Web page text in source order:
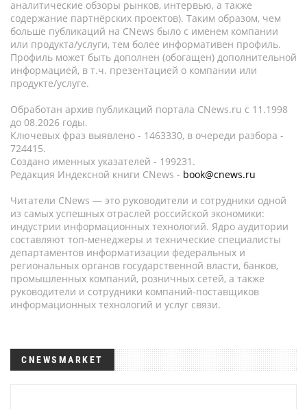
аналитические обзоры рынков, интервью, а также
содержание партнёрских проектов). Таким образом, чем
больше публикаций на CNews было с именем компании
или продукта/услуги, тем более информативен профиль.
Профиль может быть дополнен (обогащен) дополнительной
информацией, в т.ч. презентацией о компании или
продукте/услуге.
Обработан архив публикаций портала CNews.ru c 11.1998
до 08.2026 годы.
Ключевых фраз выявлено - 1463330, в очереди разбора -
724415.
Создано именных указателей - 199231.
Редакция Индексной книги CNews - book@cnews.ru
Читатели CNews — это руководители и сотрудники одной
из самых успешных отраслей российской экономики:
индустрии информационных технологий. Ядро аудитории
составляют топ-менеджеры и технические специалисты
департаментов информатизации федеральных и
региональных органов государственной власти, банков,
промышленных компаний, розничных сетей, а также
руководители и сотрудники компаний-поставщиков
информационных технологий и услуг связи.
CNEWSMARKET